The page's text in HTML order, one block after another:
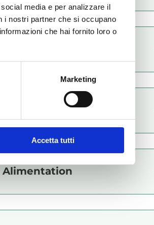
media e per analizzare il
i nostri partner che si occupano
che hai fornito loro o
Marketing
Accetta tutti
Alimentation